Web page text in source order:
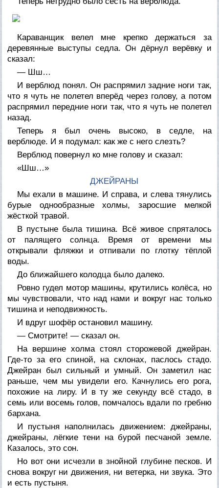
Караванщик велел мне крепко держаться за
деревянные выступы седла. Он дёрнул верёвку и
сказал:
— Шш…
И верблюд понял. Он распрямил задние ноги так,
что я чуть не полетел вперёд через голову, а потом
распрямил передние ноги так, что я чуть не полетел
назад.
Теперь я был очень высоко, в седле, на
верблюде. И я подумал: как же с него слезть?
Верблюд повернул ко мне голову и сказал:
«Шш…»
ДЖЕЙРАНЫ
Мы ехали в машине. И справа, и слева тянулись
бурые однообразные холмы, заросшие мелкой
жёсткой травой.
В пустыне была тишина. Всё живое спряталось
от палящего солнца. Время от времени мы
открывали фляжки и отпивали по глотку тёплой
воды.
До ближайшего колодца было далеко.
Ровно гудел мотор машины, крутились колёса, но
мы чувствовали, что над нами и вокруг нас только
тишина и неподвижность.
И вдруг шофёр остановил машину.
— Смотрите! — сказал он.
На вершине холма стоял сторожевой джейран.
Где-то за его спиной, на склонах, паслось стадо.
Джейран был сильный и умный. Он заметил нас
раньше, чем мы увидели его. Качнулись его рога,
похожие на лиру. И в ту же секунду всё стадо, в
семь или восемь голов, помчалось вдали по гребню
бархана.
И пустыня наполнилась движением: джейраны,
джейраны, лёгкие тени на бурой песчаной земле.
Казалось, это сон.
Но вот они исчезли в знойной глубине песков. И
снова вокруг ни движения, ни ветерка, ни звука. Это
и есть пустыня.